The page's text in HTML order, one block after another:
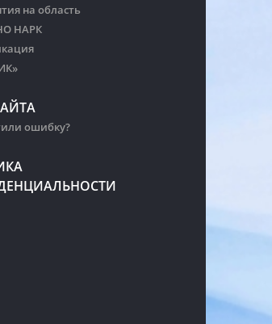
на область
НАРК
ошибку?